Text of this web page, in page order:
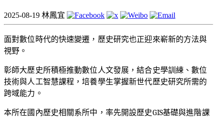
2025-08-19 林鳳宜
面對數位時代的快速變遷，歷史研究也正迎來嶄新的方法與
視野。
彰師大歷史所積極推動數位人文發展，結合史學訓練、數位
技術與人工智慧課程，培養學生掌握新世代歷史研究所需的
跨域能力。
本所在國內歷史相關系所中，率先開設歷史GIS基礎與進階課